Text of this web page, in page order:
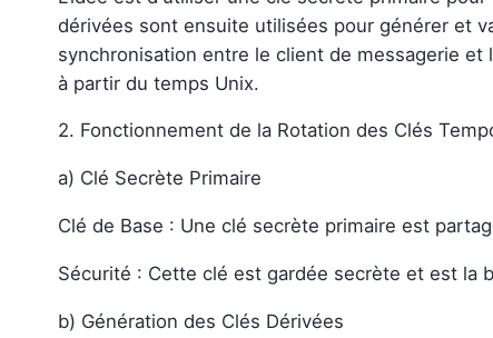
dérivées sont ensuite utilisées pour générer et
synchronisation entre le client de messagerie
à partir du temps Unix.
2. Fonctionnement de la Rotation des Clés
a) Clé Secrète Primaire
Clé de Base : Une clé secrète primaire est
Sécurité : Cette clé est gardée secrète et est la
b) Génération des Clés Dérivées